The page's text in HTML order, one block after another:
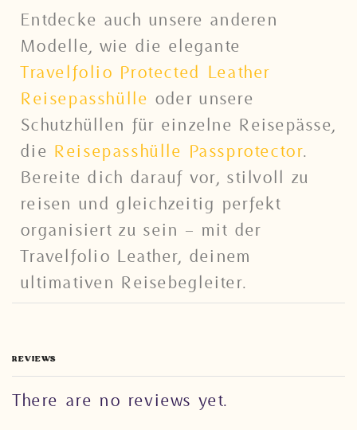
Entdecke auch unsere anderen
Modelle, wie die elegante
Travelfolio Protected Leather
Reisepasshülle oder unsere
Schutzhüllen für einzelne Reisepässe,
die Reisepasshülle Passprotector.
Bereite dich darauf vor, stilvoll zu
reisen und gleichzeitig perfekt
organisiert zu sein – mit der
Travelfolio Leather, deinem
ultimativen Reisebegleiter.
REVIEWS
There are no reviews yet.